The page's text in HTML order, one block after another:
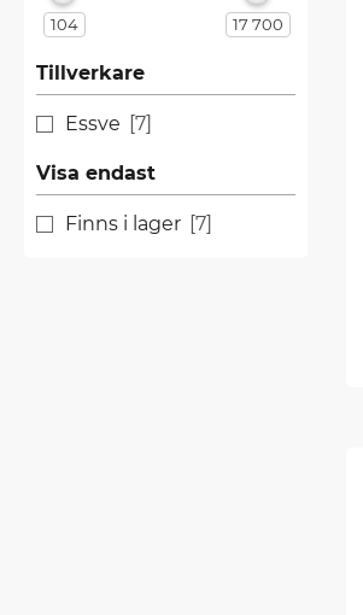
104 17 700
Tillverkare
Essve 7
Visa endast
Finns i lager 7